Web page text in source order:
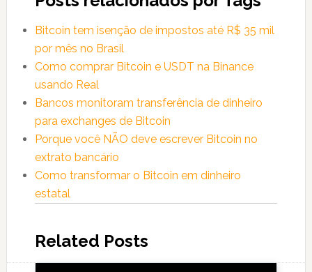
Bitcoin tem isenção de impostos até R$ 35 mil
por mês no Brasil
Como comprar Bitcoin e USDT na Binance
usando Real
Bancos monitoram transferência de dinheiro
para exchanges de Bitcoin
Porque você NÃO deve escrever Bitcoin no
extrato bancário
Como transformar o Bitcoin em dinheiro
estatal
Related Posts